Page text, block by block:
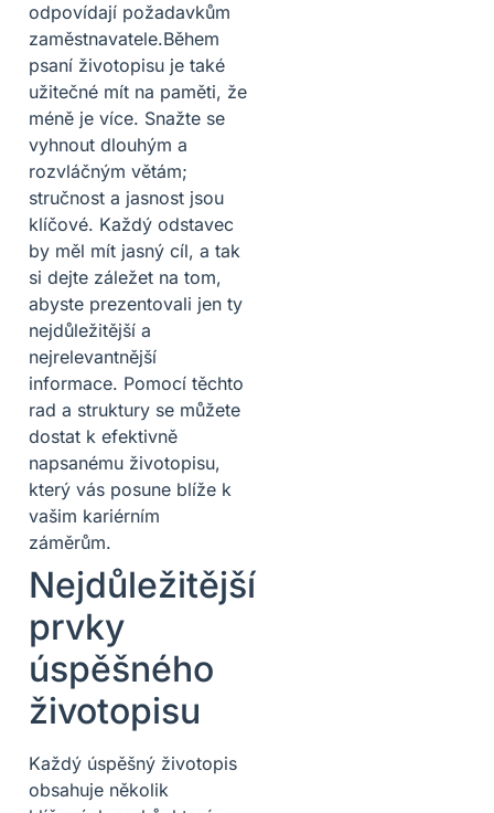
odpovídají požadavkům
zaměstnavatele.Během
psaní životopisu je také
užitečné mít na paměti, že
méně je více. Snažte se
vyhnout dlouhým a
rozvláčným větám;
stručnost a jasnost jsou
klíčové. Každý odstavec
by měl mít jasný cíl, a tak
si dejte záležet na tom,
abyste prezentovali jen ty
nejdůležitější a
nejrelevantnější
informace. Pomocí těchto
rad a struktury se můžete
dostat k efektivně
napsanému životopisu,
který vás posune blíže k
vašim kariérním
záměrům.
Nejdůležitější
prvky
úspěšného
životopisu
Každý úspěšný životopis
obsahuje několik